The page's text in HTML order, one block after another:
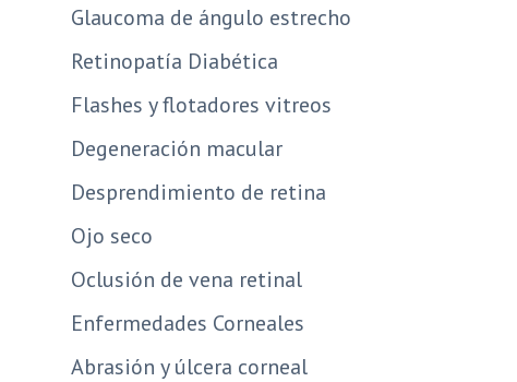
Glaucoma de ángulo estrecho
Retinopatía Diabética
Flashes y flotadores vitreos
Degeneración macular
Desprendimiento de retina
Ojo seco
Oclusión de vena retinal
Enfermedades Corneales
Abrasión y úlcera corneal